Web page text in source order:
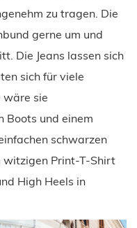
zu tragen. Die
gerne um und
Die Jeans lassen sich
sich für viele
wäre sie
Boots und einem
schwarzen
witzigen Print-T-Shirt
High Heels in